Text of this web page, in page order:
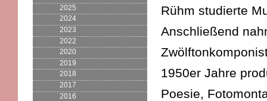
2025
2024
2023
2022
2020
2019
2018
2017
2016
Rühm studierte
Anschließend
1950er Jahre
Poesie,